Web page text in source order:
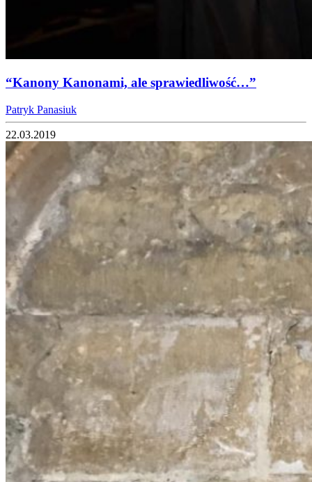
“Kanony Kanonami, ale sprawiedliwość…”
Patryk Panasiuk
22.03.2019